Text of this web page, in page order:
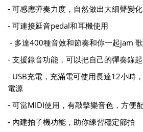
- 可感應彈奏力度，自然做出大細聲變化
- 可連接延音pedal和耳機使用
- 多達400種音效和節奏和你一起jam 歌
- 支援錄音功能，可以把自己的彈奏錄
- USB充電，充滿電可使用長達12小時
電源
- 可當MIDI使用，有敲擊樂音色，方便
- 內建拍子機功能，助你練習穩定節拍